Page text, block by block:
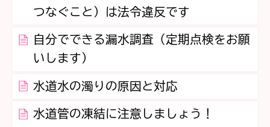
つなぐこと）は法令違反です
自分でできる漏水調査（定期点検をお願
いします）
水道水の濁りの原因と対応
水道管の凍結に注意しましょう！